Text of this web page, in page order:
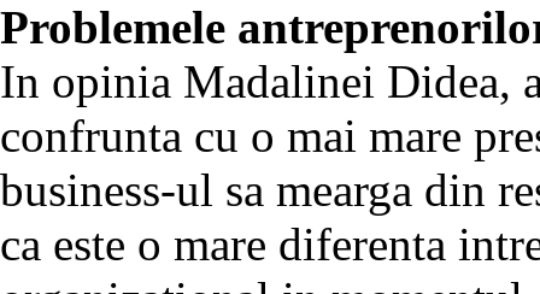
Problemele
In opinia Madalinei Didea,
confrunta cu o mai mare
business-ul sa mearga din
ca este o mare diferenta